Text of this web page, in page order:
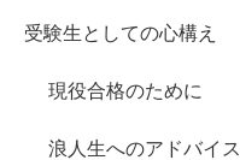
受験生としての心構え
現役合格のために
浪人生へのアドバイス